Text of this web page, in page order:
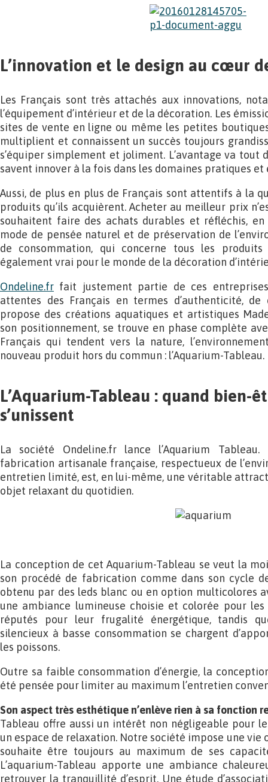
L’innovation et le design au cœur
Les Français sont très attachés aux innovations,
l’équipement d’intérieur et de la décoration. Les
sites de vente en ligne ou même les petites
multiplient et connaissent un succès toujours
s’équiper simplement et joliment. L’avantage va tout
savent innover à la fois dans les domaines pratiques et
Aussi, de plus en plus de Français sont attentifs à la
produits qu’ils acquièrent. Acheter au meilleur prix
souhaitent faire des achats durables et réfléchis,
mode de pensée naturel et de préservation de
de consommation, qui concerne tous les
également vrai pour le monde de la décoration
Ondeline.fr fait justement partie de ces
attentes des Français en termes d’authenticité, de
propose des créations aquatiques et artistiques
son positionnement, se trouve en phase complète
Français qui tendent vers la nature,
nouveau produit hors du commun : l’Aquarium-Tableau.
L’Aquarium-Tableau : quand bien-
s’unissent
La société Ondeline.fr lance l’Aquarium
fabrication artisanale française, respectueux de
entretien limité, est, en lui-même, une véritable
objet relaxant du quotidien.
La conception de cet Aquarium-Tableau se veut la
son procédé de fabrication comme dans son cycle
obtenu par des leds blanc ou en option multicolores
une ambiance lumineuse choisie et colorée pour les
réputés pour leur frugalité énergétique, tandis
silencieux à basse consommation se chargent
les poissons.
Outre sa faible consommation d’énergie, la
été pensée pour limiter au maximum l’entretien
Son aspect très esthétique n’enlève rien à sa fonction
Tableau offre aussi un intérêt non négligeable pour
un espace de relaxation. Notre société impose une vie
souhaite être toujours au maximum de ses
L’aquarium-Tableau apporte une ambiance
retrouver la tranquillité d’esprit. Une étude